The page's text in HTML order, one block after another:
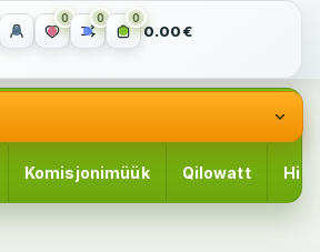
0 0 0
0.00€
Komisjonimüük Qilowatt